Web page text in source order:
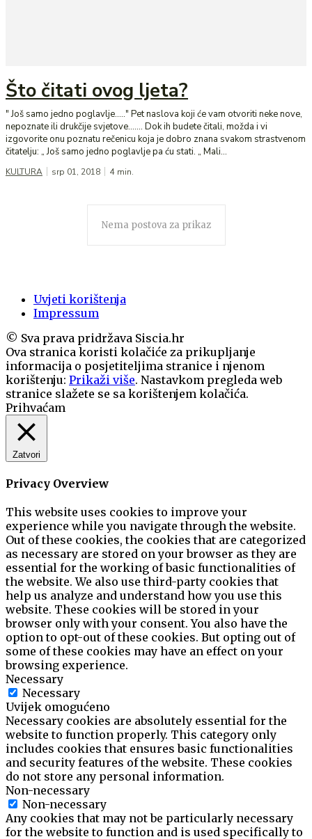
Što čitati ovog ljeta?
" Još samo jedno poglavlje....." Pet naslova koji će vam otvoriti neke nove,
nepoznate ili drukčije svjetove……. Dok ih budete čitali, možda i vi
izgovorite onu poznatu rečenicu koja je dobro znana svakom strastvenom
čitatelju: „ Još samo jedno poglavlje pa ću stati. „ Mali...
KULTURA srp 01, 2018 4 min.
Nema postova za prikaz
Uvjeti korištenja
Impressum
© Sva prava pridržava Siscia.hr
Ova stranica koristi kolačiće za prikupljanje
informacija o posjetiteljima stranice i njenom
korištenju: Prikaži više. Nastavkom pregleda web
stranice slažete se sa korištenjem kolačića.
Prihvaćam
Zatvori
Privacy Overview
This website uses cookies to improve your
experience while you navigate through the website.
Out of these cookies, the cookies that are categorized
as necessary are stored on your browser as they are
essential for the working of basic functionalities of
the website. We also use third-party cookies that
help us analyze and understand how you use this
website. These cookies will be stored in your
browser only with your consent. You also have the
option to opt-out of these cookies. But opting out of
some of these cookies may have an effect on your
browsing experience.
Necessary
Necessary
Uvijek omogućeno
Necessary cookies are absolutely essential for the
website to function properly. This category only
includes cookies that ensures basic functionalities
and security features of the website. These cookies
do not store any personal information.
Non-necessary
Non-necessary
Any cookies that may not be particularly necessary
for the website to function and is used specifically to